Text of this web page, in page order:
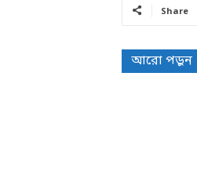
Share
আরো পড়ুন